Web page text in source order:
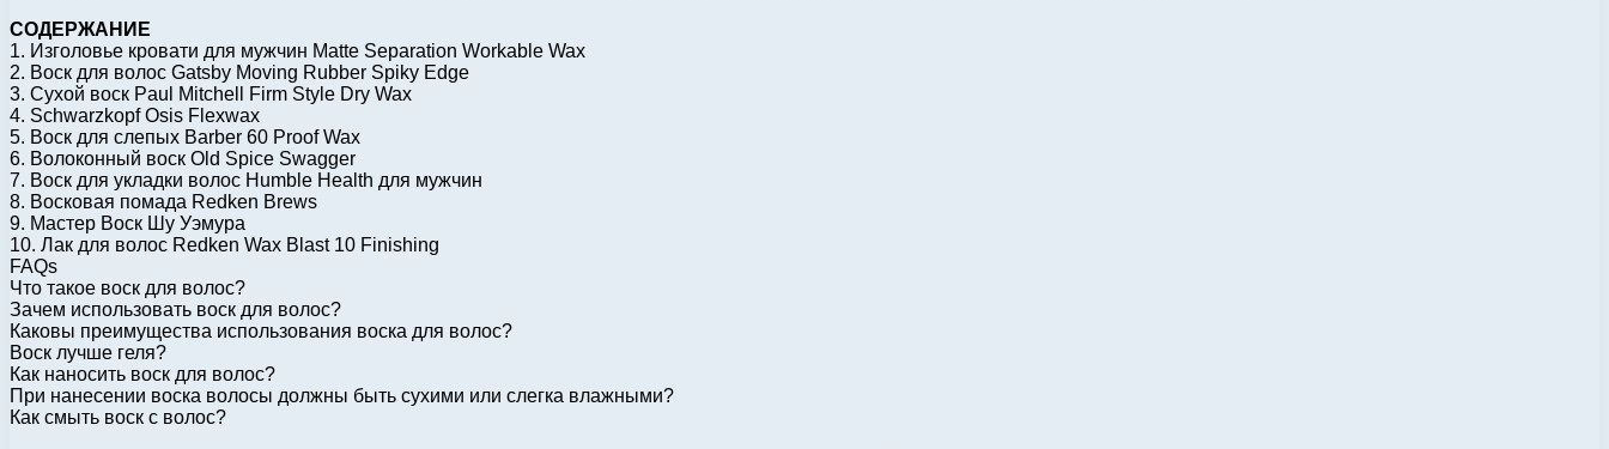
СОДЕРЖАНИЕ
1. Изголовье кровати для мужчин Matte Separation Workable Wax
2. Воск для волос Gatsby Moving Rubber Spiky Edge
3. Сухой воск Paul Mitchell Firm Style Dry Wax
4. Schwarzkopf Osis Flexwax
5. Воск для слепых Barber 60 Proof Wax
6. Волоконный воск Old Spice Swagger
7. Воск для укладки волос Humble Health для мужчин
8. Восковая помада Redken Brews
9. Мастер Воск Шу Уэмура
10. Лак для волос Redken Wax Blast 10 Finishing
FAQs
Что такое воск для волос?
Зачем использовать воск для волос?
Каковы преимущества использования воска для волос?
Воск лучше геля?
Как наносить воск для волос?
При нанесении воска волосы должны быть сухими или слегка влажными?
Как смыть воск с волос?